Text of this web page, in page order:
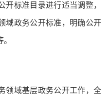
开标准目录进行适当调整，
域政务公开标准，明确公开
域基层政务公开工作，全